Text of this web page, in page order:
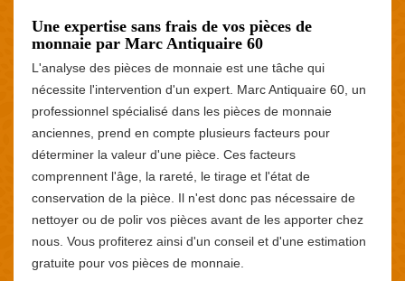
Une expertise sans frais de vos pièces de
monnaie par Marc Antiquaire 60
L'analyse des pièces de monnaie est une tâche qui
nécessite l'intervention d'un expert. Marc Antiquaire 60, un
professionnel spécialisé dans les pièces de monnaie
anciennes, prend en compte plusieurs facteurs pour
déterminer la valeur d'une pièce. Ces facteurs
comprennent l'âge, la rareté, le tirage et l'état de
conservation de la pièce. Il n'est donc pas nécessaire de
nettoyer ou de polir vos pièces avant de les apporter chez
nous. Vous profiterez ainsi d'un conseil et d'une estimation
gratuite pour vos pièces de monnaie.